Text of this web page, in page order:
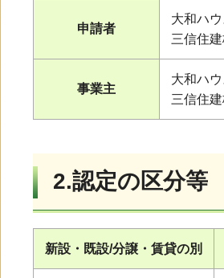
申請者
大和ハ
三信住
事業主
大和ハ
三信住
2.認定の区分等
新設・既設/分譲・賃貸の別